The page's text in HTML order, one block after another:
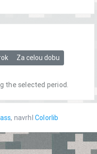
Za celou dobu
the selected period.
, navrhl Colorlib